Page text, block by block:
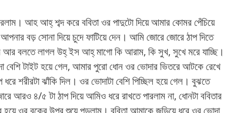
আহ আহ্ শব্দ করে ববিতা ওর পাদুটো দিয়ে আমার কোমর পেঁচিয়ে
বড় সোনা দিয়ে চুদে ফাটিয়ে দেন। আমি জোরে জোরে ঠাপ দিতে
আর বলতে লাগল উহ্ ইস আহ্ মাগো কি আরাম, কি সুখ, সুখে মরে যাচ্ছি।
বেশি টাইট হয়ে গেল, আমার পুরো ধোন ওর ভোদার ভিতরে আটকে রেখে
শরীরটা ঝাঁকি দিল। ওর ভোদাটা বেশি পিচ্ছিল হয়ে গেল। বুঝতে
আরও ৪/৫ টা ঠাপ দিয়ে আমিও ধরে রাখতে পারলাম না, ধোনটা ববিতার
হয়ে ওর বুকের উপর শুয়ে পড়লাম। ববিতা আমাকে জড়িয়ে ধরে ওর ভোদা